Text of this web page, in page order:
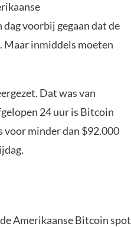
voorbij gegaan dat de
Maar inmiddels moeten
Dat was van
24 uur is Bitcoin
voor minder dan $92.000
Amerikaanse Bitcoin spot